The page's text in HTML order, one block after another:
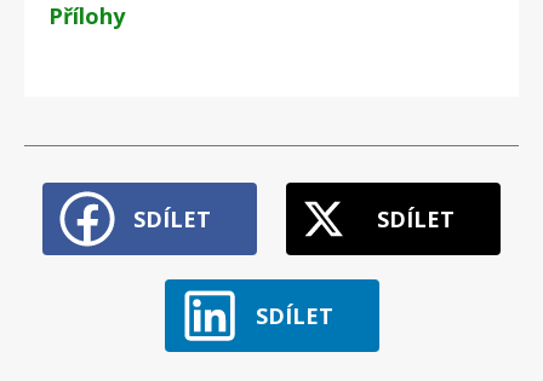
Přílohy
SDÍLET SDÍLET
SDÍLET